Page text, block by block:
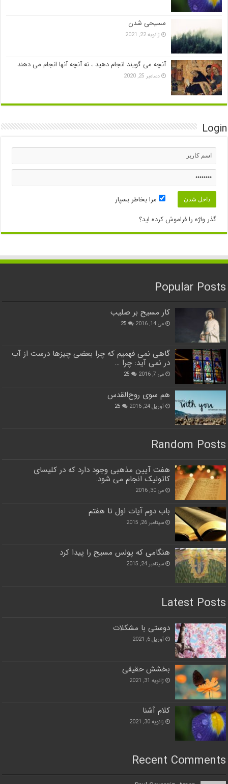
مسیحی شدن
ژانویه 22, 2021
آنچه می گویند انجام دهید ، نه آنچه آنها انجام می دهند
دسامبر 25, 2020
Login
مرا بخاطر بسپار
گذر واژه را فراموش کرده اید؟
Popular Posts
کار مسیح بر صلیب
می 14, 2016 25
گاهی نمی فهمیم که چرا بعضی چیزها درست از آب
در نمی آید: چرا …
می 7, 2016 25
هم سوی روح‌القدس
آوریل 24, 2016 25
Random Posts
هفت ﺁیین مذهبی وجود دارد که در کلیسای
کاتولیک انجام می شود.
می 30, 2016
باب دوم آيات اول تا هفتم
سپتامبر 26, 2015
هنگامی که پولس مسیح را پیدا کرد
سپتامبر 24, 2015
Latest Posts
دوستی با مشکلات
آوریل 6, 2021
بخشش حقیقی
ژانویه 31, 2021
کلام آشنا
ژانویه 30, 2021
Recent Comments